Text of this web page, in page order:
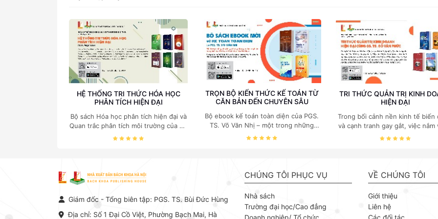
HỆ THỐNG TRI THỨC HÓA HỌC
PHÂN TÍCH HIỆN ĐẠI
Bộ sách Hóa học phân tích hiện đại và
Quan trắc phân tích môi trường của Cố
Giáo sư, Tiến sĩ Phạm Luận là một
Hóa học phân tích tại Việt Nam hiện
nay. Bộ sách mang đến một hệ thống
-> Kỹ thuật thực hành -> Ứng dụng
TRỌN BỘ KIẾN THỨC KẾ TOÁN TỪ
CĂN BẢN ĐẾN CHUYÊN SÂU
Bộ ebook kế toán toàn diện của PGS.
TS. Võ Văn Nhị – một trong những
chuyên gia hàng đầu, giàu kinh
TRI THỨC QUẢN TRỊ KINH
HIỆN ĐẠI
Trong bối cảnh nền kinh tế biến
và cạnh tranh gay gắt, việc nắm
các quy luật kinh tế và kỹ năng
khoa Hà Nội phát hành tập trung
những mảng cốt lõi nhất của
thuyết vững chắc và khả năng
dụng linh hoạt. GS. TS Kinh tế Đỗ
Giám đốc - Tổng biên tập: PGS. TS. Bùi Đức Hùng
Địa chỉ: Số 1 Đại Cồ Việt, Phường Bạch Mai, Hà
CHÚNG TÔI PHỤC VỤ
Nhà sách
Trường đại học/Cao đẳng
Doanh nghiệp/ Tổ chức
VỀ CHÚNG TÔI
Giới thiệu
Liên hệ
Các đối tác